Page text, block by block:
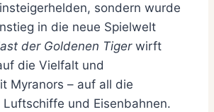
sondern wurde
in die neue Spielwelt
der Goldenen Tigerwirft
die Vielfalt und
Myranors – auf all die
Luftschiffe und Eisenbahnen.